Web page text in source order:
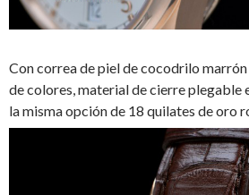
Con correa de piel de cocodrilo
de colores, material de cierre plegable
la misma opción de 18 quilates de oro